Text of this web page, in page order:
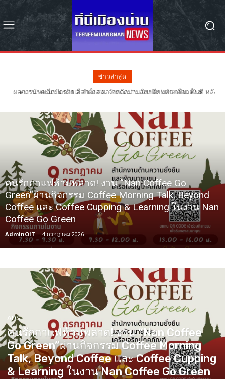
ข่าวล่าสุด
#น่าน พบฉีกบัตรผิด 2 อำเภอ ผอ.กกต.น่าน สั่งเปลี่ยนตัว กปน. ทันที หลัง
คนรักกาแฟห้ามพลาด! งาน “Nan Coffee Go
Green”ผ่านกิจกรรม Coffee Morning Talk, Beyond
Coffee และ Coffee Cupping & Learning ในงาน Nan
Coffee Go Green
AdminOIT - 4 กรกฎาคม 2026
ADS
คนรักกาแฟห้ามพลาด! งาน “Nan Coffee
Go Green”ผ่านกิจกรรม Coffee Morning
Talk, Beyond Coffee และ Coffee Cupping
& Learning ในงาน Nan Coffee Go Green